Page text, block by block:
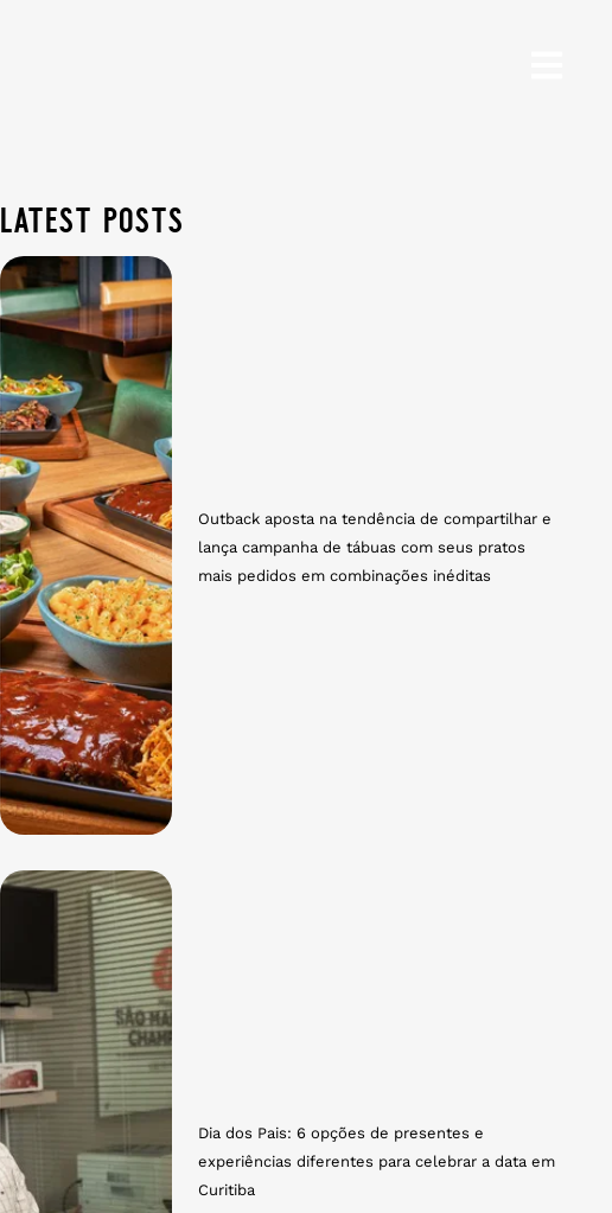
latest posts
Outback aposta na tendência de compartilhar e
lança campanha de tábuas com seus pratos
mais pedidos em combinações inéditas
Dia dos Pais: 6 opções de presentes e
experiências diferentes para celebrar a data em
Curitiba